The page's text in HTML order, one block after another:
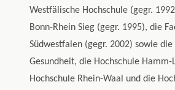
Westfälische Hochschule (gegr.
Bonn-Rhein Sieg (gegr. 1995), die
Südwestfalen (gegr. 2002) sowie
Gesundheit, die Hochschule
Hochschule Rhein-Waal und die